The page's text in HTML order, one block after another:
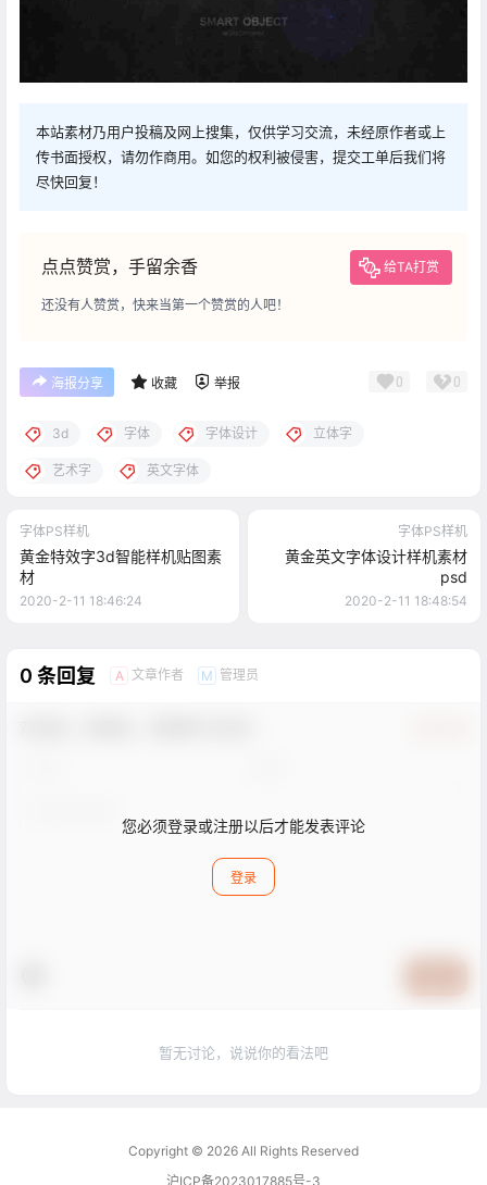
本站素材乃用户投稿及网上搜集，仅供学习交流，未经原作者或上
传书面授权，请勿作商用。如您的权利被侵害，提交工单后我们将
尽快回复！
点点赞赏，手留余香 给TA打赏
还没有人赞赏，快来当第一个赞赏的人吧！
海报分享 收藏 举报 0 0
3d 字体 字体设计 立体字
艺术字 英文字体
字体PS样机
黄金特效字3d智能样机贴图素
材
2020-2-11 18:46:24
字体PS样机
黄金英文字体设计样机素材
psd
2020-2-11 18:48:54
0 条回复 A 文章作者 M 管理员
您必须登录或注册以后才能发表评论
登录
暂无讨论，说说你的看法吧
Copyright © 2026 All Rights Reserved
沪ICP备2023017885号-3